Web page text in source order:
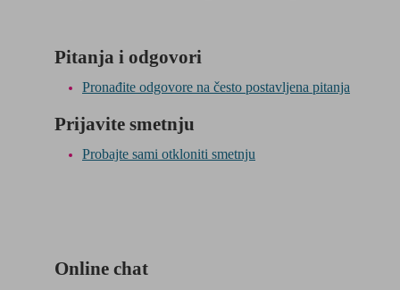
Pitanja i odgovori
Pronađite odgovore na često postavljena pitanja
Prijavite smetnju
Probajte sami otkloniti smetnju
Online chat